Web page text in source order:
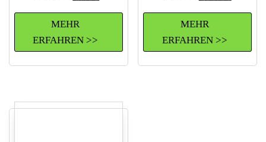
MEHR
ERFAHREN >>
MEHR
ERFAHREN >>